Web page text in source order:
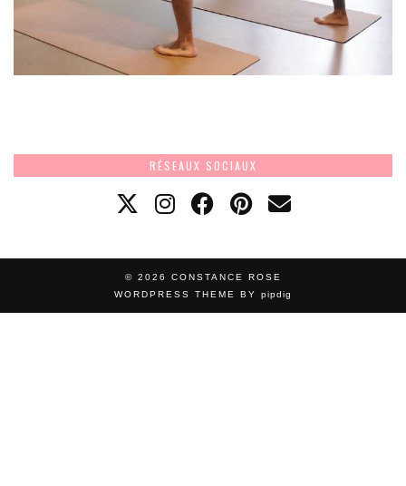
RÉSEAUX SOCIAUX
© 2026 CONSTANCE ROSE
WORDPRESS THEME BY pipdig